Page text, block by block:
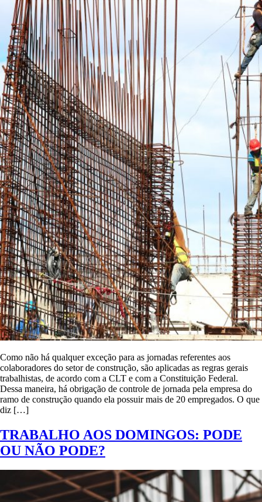
Como não há qualquer exceção para as jornadas referentes aos
colaboradores do setor de construção, são aplicadas as regras gerais
trabalhistas, de acordo com a CLT e com a Constituição Federal.
Dessa maneira, há obrigação de controle de jornada pela empresa do
ramo de construção quando ela possuir mais de 20 empregados. O que
diz […]
TRABALHO AOS DOMINGOS: PODE
OU NÃO PODE?